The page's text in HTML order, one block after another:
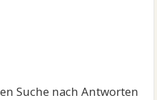
Suche nach Antworten